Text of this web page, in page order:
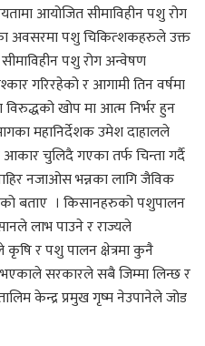
आयोजित सीमाविहीन पशु रोग
अवसरमा पशु चिकित्शकहरुले उक्त
पशु रोग अन्वेषण
गरिरहेको र आगामी तिन वर्षमा
खोप मा आत्म निर्भर हुन
महानिर्देशक उमेश दाहालले
चुलिदै गएका तर्फ चिन्ता गर्दै
नजाओस भन्नका लागि जैविक
बताए । किसानहरुको पशुपालन
लाभ पाउने र राज्यले
र पशु पालन क्षेत्रमा कुनै
भएकाले सरकारले सबै जिम्मा लिन्छ र
केन्द्र प्रमुख गृष्म नेउपानेले जोड